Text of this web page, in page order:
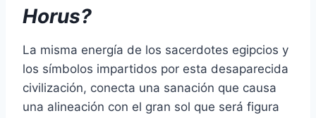
Horus?
La misma energía de los sacerdotes egipcios y
los símbolos impartidos por esta desaparecida
civilización, conecta una sanación que causa
una alineación con el gran sol que será figura